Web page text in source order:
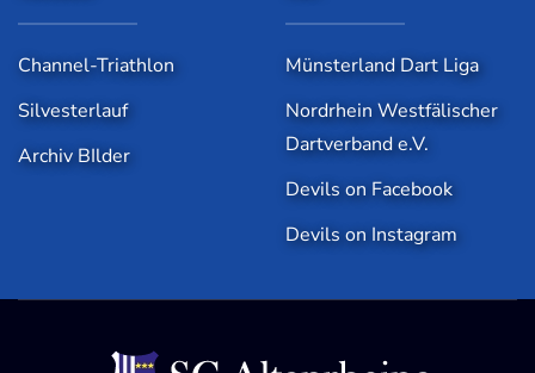
Channel-Triathlon
Silvesterlauf
Archiv BIlder
Münsterland Dart Liga
Nordrhein Westfälischer
Dartverband e.V.
Devils on Facebook
Devils on Instagram